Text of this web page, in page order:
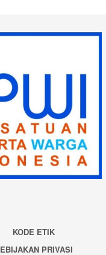
KODE ETIK
PRIVASI